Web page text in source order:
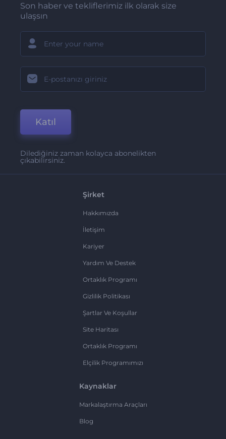
Son haber ve tekliflerimiz ilk olarak size
ulaşsın
Katıl
Dilediğiniz zaman kolayca abonelikten
çıkabilirsiniz.
Şirket
Hakkımızda
İletişim
Kariyer
Yardım Ve Destek
Ortaklık Programı
Gizlilik Politikası
Şartlar Ve Koşullar
Site Haritası
Ortaklık Programı
Elçilik Programımızı
Kaynaklar
Markalaştırma Araçları
Blog